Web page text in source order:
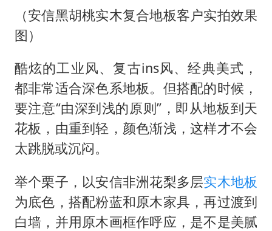
（安信黑胡桃实木复合地板客户实拍效果
图）
酷炫的工业风、复古ins风、经典美式，
都非常适合深色系地板。但搭配的时候，
要注意“由深到浅的原则”，即从地板到天
花板，由重到轻，颜色渐浅，这样才不会
太跳脱或沉闷。
举个栗子，以安信非洲花梨多层实木地板
为底色，搭配粉蓝和原木家具，再过渡到
白墙，并用原木画框作呼应，是不是美腻